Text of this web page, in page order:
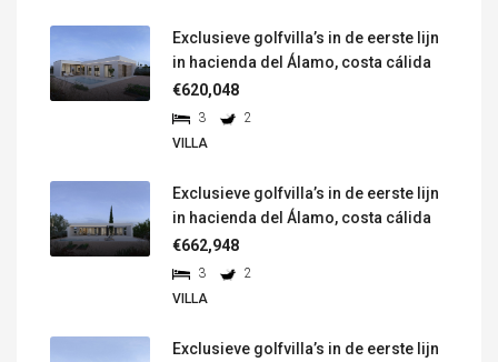
Exclusieve golfvilla’s in de eerste lijn
in hacienda del Álamo, costa cálida
€620,048
3
2
VILLA
Exclusieve golfvilla’s in de eerste lijn
in hacienda del Álamo, costa cálida
€662,948
3
2
VILLA
Exclusieve golfvilla’s in de eerste lijn